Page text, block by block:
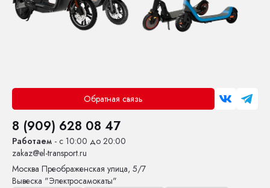
Обратная связь
8 (909) 628 08 47
Работаем - с 10:00 до 20:00
zakaz@el-transport.ru
Москва Преображенская улица, 5/7
Вывеска "Электросамокаты"